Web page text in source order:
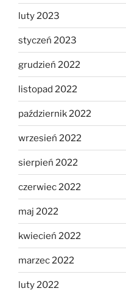
luty 2023
styczeń 2023
grudzień 2022
listopad 2022
październik 2022
wrzesień 2022
sierpień 2022
czerwiec 2022
maj 2022
kwiecień 2022
marzec 2022
luty 2022